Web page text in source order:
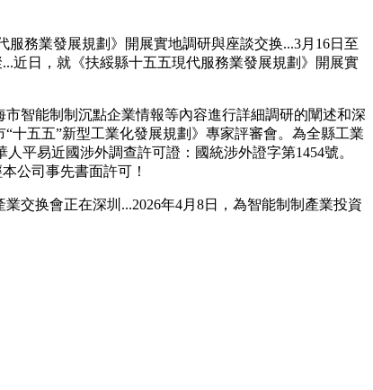
務業發展規劃》開展實地調研與座談交换...3月16日至
近日，就《扶綏縣十五五現代服務業發展規劃》開展實
智能制制沉點企業情報等內容進行詳細調研的闡述和深
十五五”新型工業化發展規劃》專家評審會。為全縣工業
平易近國涉外調查許可證：國統涉外證字第1454號。
公司事先書面許可！
换會正在深圳...2026年4月8日，為智能制制產業投資